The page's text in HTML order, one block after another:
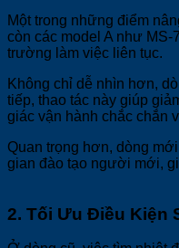
Một trong những điểm
còn các model A như
trường làm việc liên tục.
Không chỉ dễ nhìn hơn,
tiếp, thao tác này giúp
giác vận hành chắc chắn
Quan trọng hơn, dòng
gian đào tạo người mới,
2. Tối Ưu Điều Kiện